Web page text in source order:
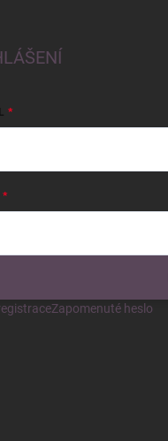
Zapomenuté heslo